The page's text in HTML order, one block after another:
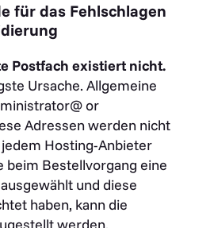
für das Fehlschlagen
Postfach existiert nicht.
Ursache. Allgemeine
or
Adressen werden nicht
Hosting-Anbieter
beim Bestellvorgang eine
und diese
haben, kann die